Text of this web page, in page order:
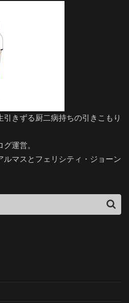
引きずる厨二病持ちの引きこもり
運営。
ルマスとフェリシティ・ジョーン